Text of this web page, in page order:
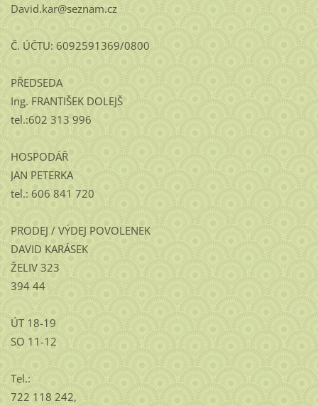
David.kar@seznam.cz
Č. ÚČTU: 6092591369/0800
PŘEDSEDA
Ing. FRANTIŠEK DOLEJŠ
tel.:602 313 996
HOSPODÁŘ
JAN PETERKA
tel.: 606 841 720
PRODEJ / VÝDEJ POVOLENEK
DAVID KARÁSEK
ŽELIV 323
394 44
ÚT 18-19
SO 11-12
Tel.:
722 118 242,